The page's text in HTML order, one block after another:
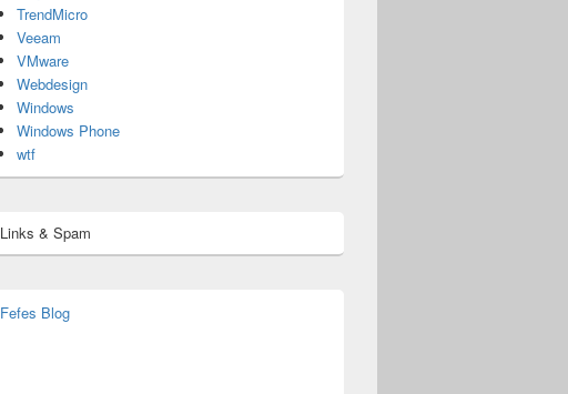
TrendMicro
Veeam
VMware
Webdesign
Windows
Windows Phone
wtf
Links & Spam
Fefes Blog